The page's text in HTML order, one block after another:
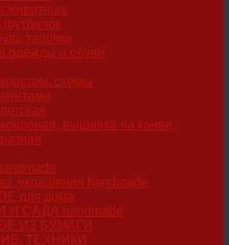
животных
футболок
одежды и обуви
схемы
вышивка на канве
украшения handmade
для дома
И САДА handmade
ИЗ БУМАГИ
ТЕХНИКИ